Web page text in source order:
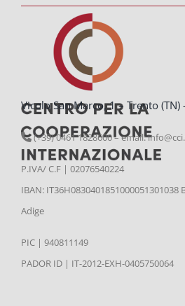
Vicolo San Marco, 1 – Trento (TN)
(+39) 0461 1828600 – email:
P.IVA/ C.F | 02076540224
IBAN:
Adige
PIC | 940811149
PADOR ID | IT-2012-EXH-0405750064